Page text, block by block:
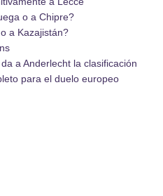
o a Chipre?
a Kazajistán?
a Anderlecht la clasificación
para el duelo europeo